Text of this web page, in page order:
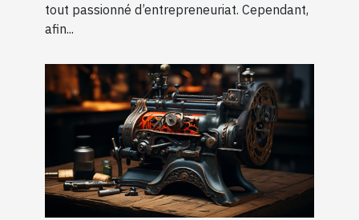
tout passionné d’entrepreneuriat. Cependant,
afin...